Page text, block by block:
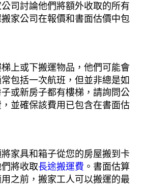
司討論他們將額外收取的所有
家公司在報價和書面估價中包
上或下搬運物品，他們可能會
包括一次航班，但並非總是如
或新房子都有樓梯，請詢問公
並確保該費用已包含在書面估
家具和箱子從您的房屋搬到卡
將收取長途搬運費 。書面估算
之前，搬家工人可以搬運的最